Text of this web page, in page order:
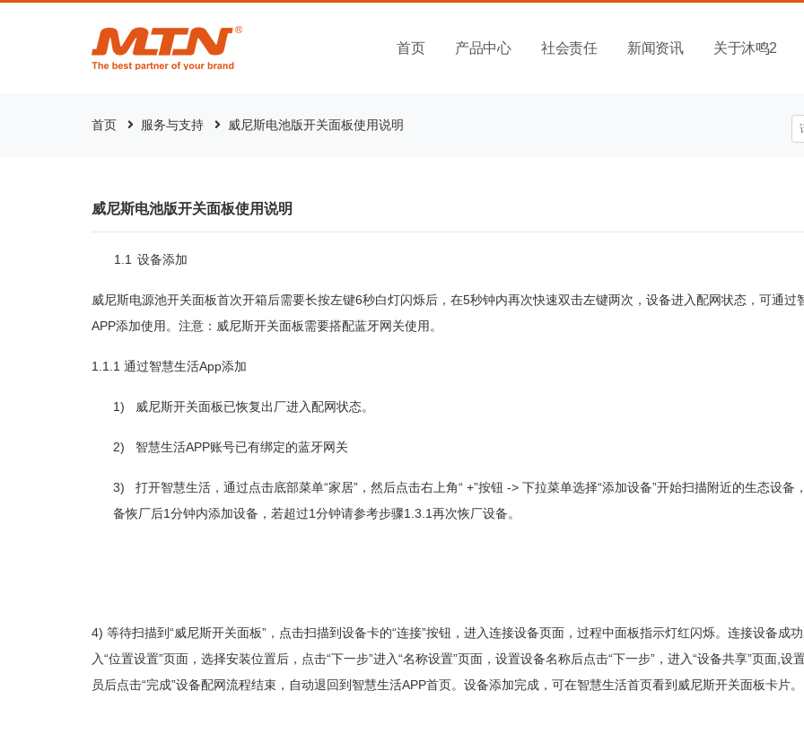
首页 产品中心 社会责任 新闻资讯 关于沐鸣2
首页 服务与支持 威尼斯电池版开关面板使用说明
威尼斯电池版开关面板使用说明
1.1 设备添加
威尼斯电源池开关面板首次开箱后需要长按左键6秒白灯闪烁后，在5秒钟内再次快速双击左键两次，设备进入配网状态，可通过
APP添加使用。注意：威尼斯开关面板需要搭配蓝牙网关使用。
1.1.1 通过智慧生活App添加
1) 威尼斯开关面板已恢复出厂进入配网状态。
2) 智慧生活APP账号已有绑定的蓝牙网关
3) 打开智慧生活，通过点击底部菜单“家居” ，然后点击右上角“ +”按钮 -> 下拉菜单选择“添加设备”开始扫描附近的生态设备
备恢厂后1 分钟内添加设备，若超过1 分钟请参考步骤1.3.1 再次恢厂设备。
4) 等待扫描到 “威尼斯开关面板” ，点击扫描到设备卡的“连接”按钮，进入连接设备页面，过程中面板指示灯红闪烁。连接设备成
入“位置设置”页面，选择安装位置后，点击“下一步”进入“名称设置”页面，设置设备名称后点击“下一步” ，进入“设备共享”页面 设
员后点击“完成”设备配网流程结束，自动退回到智慧生活APP首页。设备添加完成，可在智慧生活首页看到威尼斯开关面板卡片。